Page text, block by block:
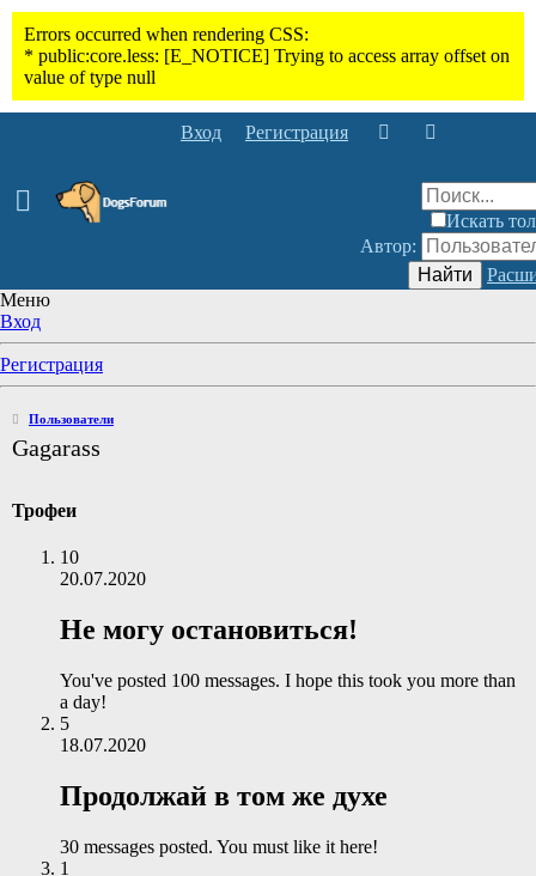
Вход Регистрация
Искать
Автор:
Найти
Меню
Вход
Регистрация
Пользователи
Gagarass
Трофеи
10
20.07.2020
Не могу остановиться!
You've posted 100 messages. I hope this took you more than
a day!
5
18.07.2020
Продолжай в том же духе
30 messages posted. You must like it here!
1